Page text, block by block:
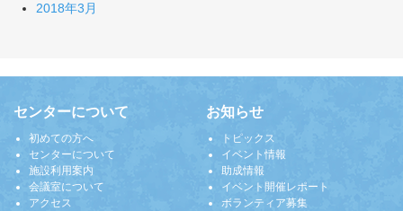
2018年3月
センターについて
初めての方へ
センターについて
施設利用案内
会議室について
アクセス
お知らせ
トピックス
イベント情報
助成情報
イベント開催レポート
ボランティア募集